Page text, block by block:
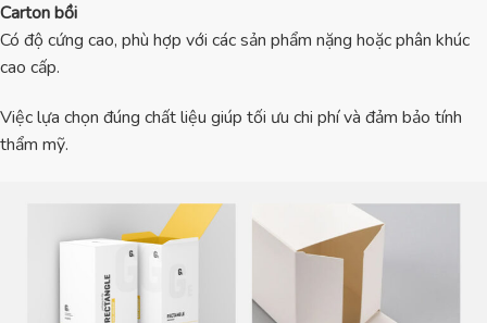
Carton bồi
Có độ cứng cao, phù hợp với các sản phẩm nặng hoặc phân khúc
cao cấp.
Việc lựa chọn đúng chất liệu giúp tối ưu chi phí và đảm bảo tính
thẩm mỹ.